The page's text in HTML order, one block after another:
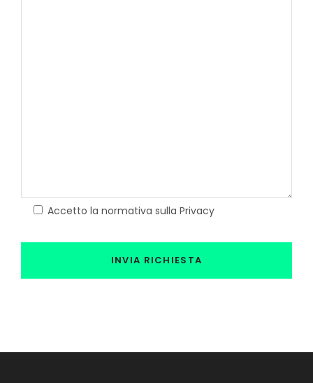
Accetto la normativa sulla Privacy